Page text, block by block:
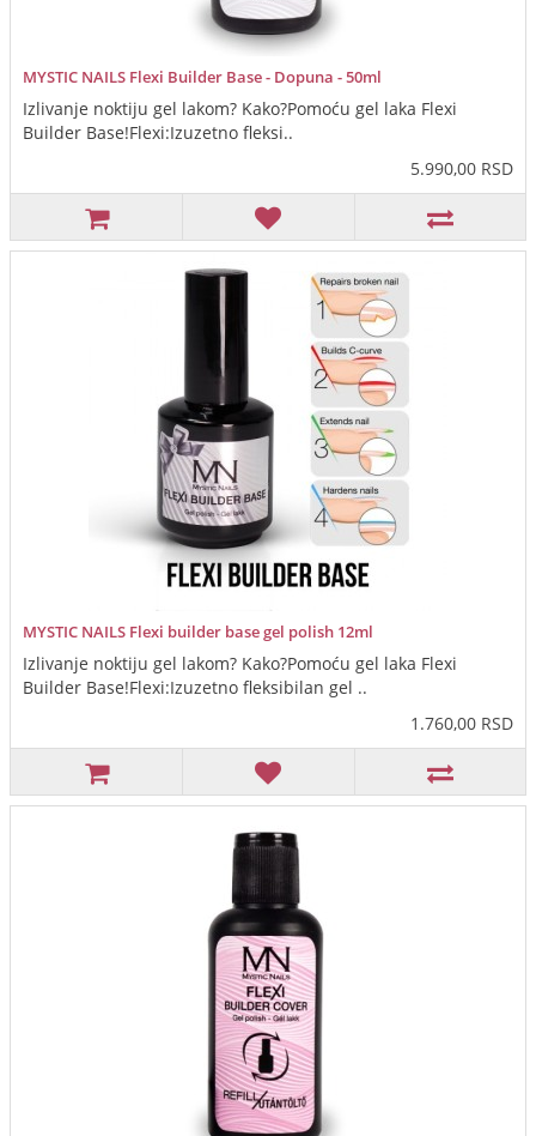
MYSTIC NAILS Flexi Builder Base - Dopuna - 50ml
Izlivanje noktiju gel lakom? Kako?Pomoću gel laka Flexi
Builder Base!Flexi:Izuzetno fleksi..
5.990,00 RSD
MYSTIC NAILS Flexi builder base gel polish 12ml
Izlivanje noktiju gel lakom? Kako?Pomoću gel laka Flexi
Builder Base!Flexi:Izuzetno fleksibilan gel ..
1.760,00 RSD